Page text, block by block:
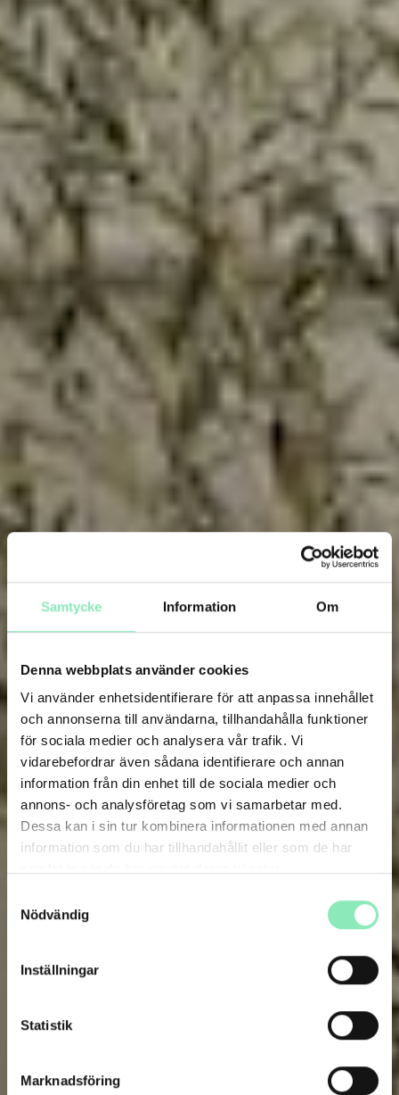
Samtycke Information Om
Denna webbplats använder cookies
Vi använder enhetsidentifierare för att anpassa innehållet
och annonserna till användarna, tillhandahålla funktioner
för sociala medier och analysera vår trafik. Vi
vidarebefordrar även sådana identifierare och annan
information från din enhet till de sociala medier och
annons- och analysföretag som vi samarbetar med.
Dessa kan i sin tur kombinera informationen med annan
information som du har tillhandahållit eller som de har
Nödvändig
Inställningar
Statistik
Marknadsföring